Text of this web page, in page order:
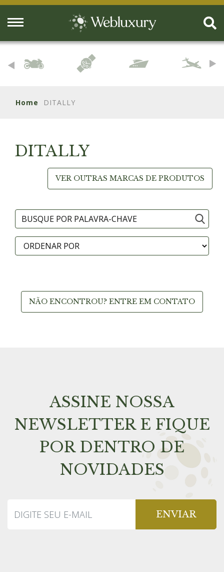
Home DITALLY
DITALLY
VER OUTRAS MARCAS DE PRODUTOS
NÃO ENCONTROU? ENTRE EM CONTATO
ASSINE NOSSA
NEWSLETTER E FIQUE
POR DENTRO DE
NOVIDADES
ENVIAR